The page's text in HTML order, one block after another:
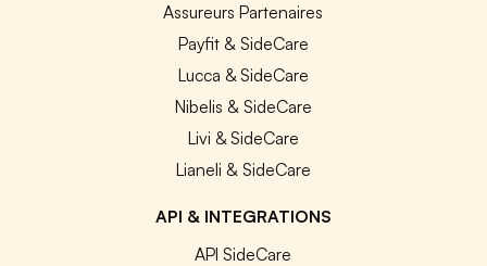
Assureurs Partenaires
Payfit & SideCare
Lucca & SideCare
Nibelis & SideCare
Livi & SideCare
Lianeli & SideCare
API & INTEGRATIONS
API SideCare